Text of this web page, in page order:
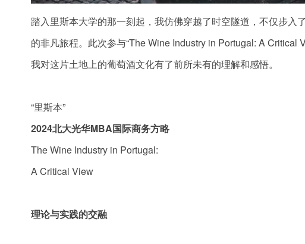
踏入里斯本大学的那一刻起，我仿佛穿越了时空隧道，不仅步
的非凡旅程。此次参与“The Wine Industry in Portugal: A
我对这片土地上的葡萄酒文化有了前所未有的理解和感悟。
“里斯本”
2024北大光华MBA国际商务方略
The Wine Industry in Portugal:
A Critical View
理论与实践的交融